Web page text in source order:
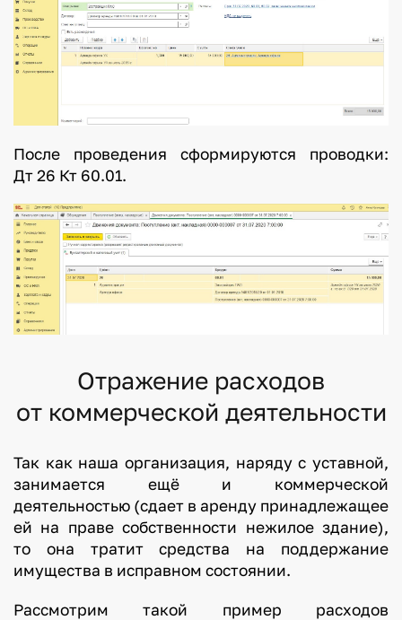
После проведения сформируются проводки:
Дт 26 Кт 60.01.
Отражение расходов
от коммерческой деятельности
Так как наша организация, наряду с уставной,
занимается ещё и коммерческой
деятельностью (сдает в аренду принадлежащее
ей на праве собственности нежилое здание),
то она тратит средства на поддержание
имущества в исправном состоянии.
Рассмотрим такой пример расходов